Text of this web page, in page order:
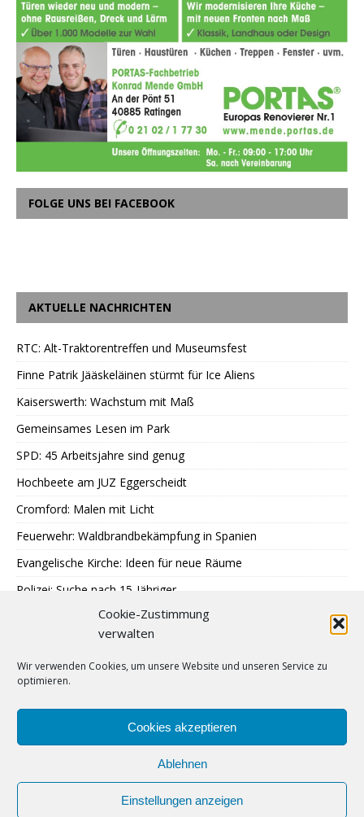
Cookie-Zustimmung
verwalten
Wir verwenden Cookies, um unsere Website und unseren Service zu
optimieren.
Cookies akzeptieren
Ablehnen
Einstellungen anzeigen
FOLGE UNS BEI FACEBOOK
AKTUELLE NACHRICHTEN
RTC: Alt-Traktorentreffen und Museumsfest
Finne Patrik Jääskeläinen stürmt für Ice Aliens
Kaiserswerth: Wachstum mit Maß
Gemeinsames Lesen im Park
SPD: 45 Arbeitsjahre sind genug
Hochbeete am JUZ Eggerscheidt
Cromford: Malen mit Licht
Feuerwehr: Waldbrandbekämpfung in Spanien
Evangelische Kirche: Ideen für neue Räume
Polizei: Suche nach 15-Jähriger
A40: Nach Fahrzeugbrand Sperrung
MercatorJazz im September
Breitscheid feiert 13. Schlossfest
SPD: Trauer um Klaus Hänsch